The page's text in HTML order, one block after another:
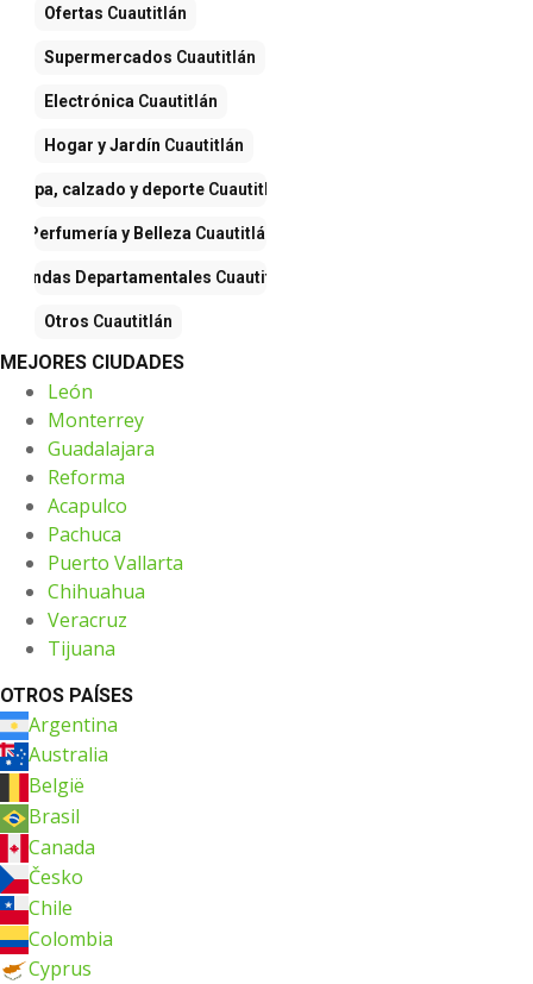
Ofertas Cuautitlán
Supermercados Cuautitlán
Electrónica Cuautitlán
Hogar y Jardín Cuautitlán
Ropa, calzado y deporte Cuautitlán
Perfumería y Belleza Cuautitlán
Tiendas Departamentales Cuautitlán
Otros Cuautitlán
MEJORES CIUDADES
León
Monterrey
Guadalajara
Reforma
Acapulco
Pachuca
Puerto Vallarta
Chihuahua
Veracruz
Tijuana
OTROS PAÍSES
Argentina
Australia
België
Brasil
Canada
Česko
Chile
Colombia
Cyprus